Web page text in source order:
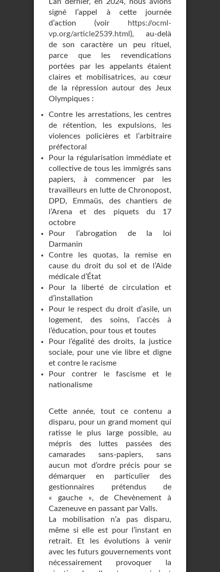
signé l’appel à cette journée
d’action (voir
https://ocml-
vp.org/article2539.html ), au-delà
de son caractère un peu rituel,
parce que les revendications
portées par les appelants étaient
claires et mobilisatrices, au cœur
de la répression autour des Jeux
Olympiques :
Contre les arrestations, les centres
de rétention, les expulsions, les
violences policières et l’arbitraire
préfectoral
Pour la régularisation immédiate et
collective de tous les immigrés sans
papiers, à commencer par les
travailleurs en lutte de Chronopost,
DPD, Emmaüs, des chantiers de
l’Arena et des piquets du 17
octobre
Pour l’abrogation de la loi
Darmanin
Contre les quotas, la remise en
cause du droit du sol et de l’Aide
médicale d’État
Pour la liberté de circulation et
d’installation
Pour le respect du droit d’asile, un
logement, des soins, l’accès à
l’éducation, pour tous et toutes
Pour l’égalité des droits, la justice
sociale, pour une vie libre et digne
et contre le racisme
Pour contrer le fascisme et le
nationalisme
Cette année, tout ce contenu a
disparu, pour un grand moment qui
ratisse le plus large possible, au
mépris des luttes passées des
camarades sans-papiers, sans
aucun mot d’ordre précis pour se
démarquer en particulier des
gestionnaires prétendus de
« gauche », de Chevènement à
Cazeneuve en passant par Valls.
La mobilisation n’a pas disparu,
même si elle est pour l’instant en
retrait. Et les évolutions à venir
avec les futurs gouvernements vont
nécessairement provoquer la